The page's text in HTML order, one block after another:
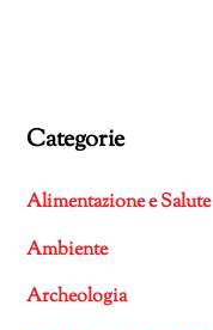
Categorie
Alimentazione e Salute
Ambiente
Archeologia